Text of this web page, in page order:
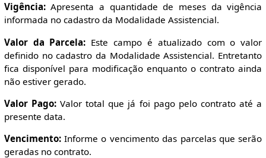
Vigência:Apresenta a quantidade de meses da vigência
informada no cadastro da Modalidade Assistencial.
Valor da Parcela: Este campo é atualizado com o valor
definido no cadastro da Modalidade Assistencial. Entretanto
fica disponível para modificação enquanto o contrato ainda
não estiver gerado.
Valor Pago:Valor total que já foi pago pelo contrato até a
presente data.
Vencimento:Informe o vencimento das parcelas que serão
geradas no contrato.